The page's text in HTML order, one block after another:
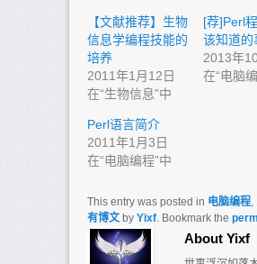
【文献推荐】生物
信息学编程技能的
培养
2011年1月12日
在“生物信息”中
[荐]Perl
该知道的
2013年
在“电脑
Perl语言简介
2011年1月3日
在“电脑编程”中
This entry was posted in 电脑编程,
有博文by Yixf. Bookmark the
About Yixf